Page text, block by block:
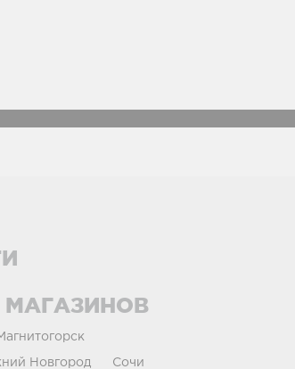
МАГАЗИНОВ
Новгород Сочи